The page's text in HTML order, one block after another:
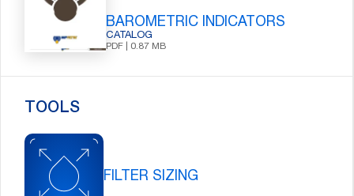
BAROMETRIC INDICATORS
CATALOG
PDF | 0.87 MB
TOOLS
FILTER SIZING